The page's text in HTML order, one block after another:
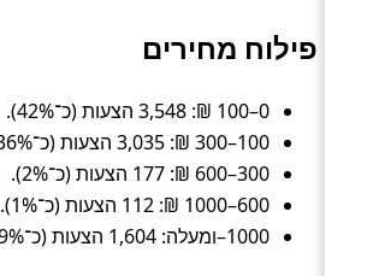
פילוח מחירים
0–100 ₪: 3,548 הצעות (כ־42%).
100–300 ₪: 3,035 הצעות (כ־36%).
300–600 ₪: 177 הצעות (כ־2%).
600–1000 ₪: 112 הצעות (כ־1%).
1000–ומעלה: 1,604 הצעות (כ־19%).